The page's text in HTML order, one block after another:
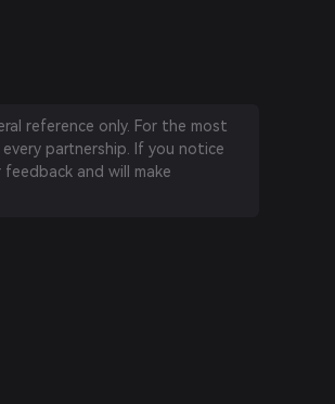
reference only. For the most
partnership. If you notice
and will make